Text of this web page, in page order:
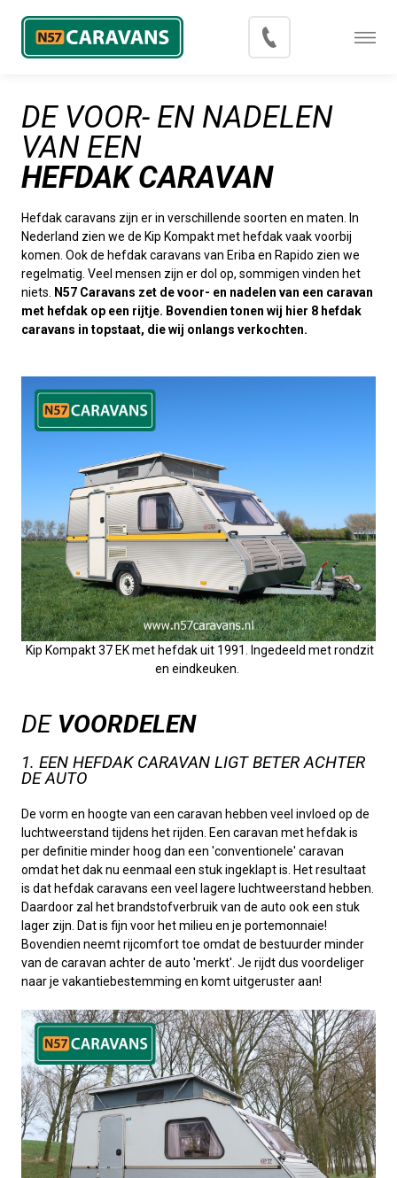
DE VOOR- EN NADELEN
VAN EEN
HEFDAK CARAVAN
Hefdak caravans zijn er in verschillende soorten en maten. In
Nederland zien we de Kip Kompakt met hefdak vaak voorbij
komen. Ook de hefdak caravans van Eriba en Rapido zien we
regelmatig. Veel mensen zijn er dol op, sommigen vinden het
niets.
N57 Caravans zet de voor- en nadelen van een caravan
met hefdak op een rijtje. Bovendien tonen wij hier 8 hefdak
caravans in topstaat, die wij onlangs verkochten.
Kip Kompakt 37 EK met hefdak uit 1991. Ingedeeld met rondzit
en eindkeuken.
DE VOORDELEN
1. EEN HEFDAK CARAVAN LIGT BETER ACHTER
DE AUTO
De vorm en hoogte van een caravan hebben veel invloed op de
luchtweerstand tijdens het rijden. Een caravan met hefdak is
per definitie minder hoog dan een 'conventionele' caravan
omdat het dak nu eenmaal een stuk ingeklapt is. Het resultaat
is dat hefdak caravans een veel lagere luchtweerstand hebben.
Daardoor zal het brandstofverbruik van de auto ook een stuk
lager zijn. Dat is fijn voor het milieu en je portemonnaie!
Bovendien neemt rijcomfort toe omdat de bestuurder minder
van de caravan achter de auto 'merkt'. Je rijdt dus voordeliger
naar je vakantiebestemming en komt uitgeruster aan!
Menu
Inkoop
Blog
Contact
Over N57 Caravans